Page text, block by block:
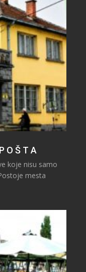
O Š T A
koje nisu samo
mesta